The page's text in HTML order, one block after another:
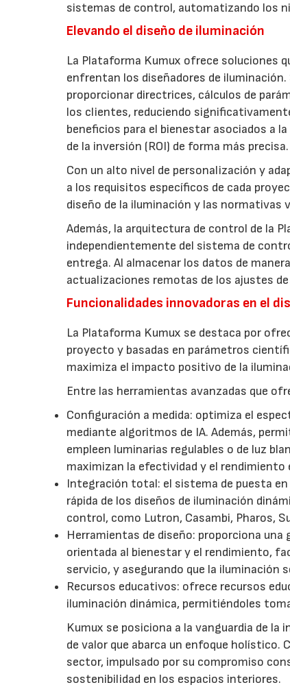
sistemas de control, automatizando los
Elevando el diseño de iluminación
La Plataforma Kumux ofrece soluciones
enfrentan los diseñadores de
proporcionar directrices, cálculos de
los clientes, reduciendo
beneficios para el bienestar asociados a
de la inversión (ROI) de forma más precisa.
Con un alto nivel de personalización y
a los requisitos específicos de cada
diseño de la iluminación y las normativas
Además, la arquitectura de control de la
independientemente del sistema de
entrega. Al almacenar los datos de
actualizaciones remotas de los ajustes
Funcionalidades innovadoras en el
La Plataforma Kumux se destaca por
proyecto y basadas en parámetros
maximiza el impacto positivo de la
Entre las herramientas avanzadas que
Configuración a medida: optimiza el
mediante algoritmos de IA. Además,
empleen luminarias regulables o de luz
maximizan la efectividad y el rendimiento
Integración total: el sistema de puesta
rápida de los diseños de iluminación
control, como Lutron, Casambi, Pharos,
Herramientas de diseño: proporciona
orientada al bienestar y el rendimiento,
servicio, y asegurando que la iluminación
Recursos educativos: ofrece recursos
iluminación dinámica, permitiéndoles
Kumux se posiciona a la vanguardia de
de valor que abarca un enfoque holístico.
sector, impulsado por su compromiso
sostenibilidad en los espacios interiores.